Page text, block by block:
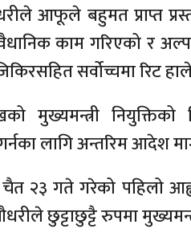
आफूले बहुमत प्राप्त
काम गरिएको र
सर्वोच्चमा रिट
मुख्यमन्त्री
लागि अन्तरिम आदेश
२३ गते गरेको पहिलो
छुट्टाछुट्टै रुपमा